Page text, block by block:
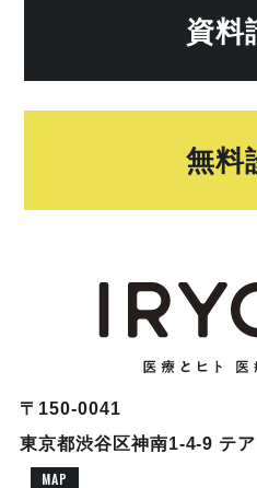
資料
無料
〒150-0041
東京都渋谷区神南1-4-9 テ
MAP